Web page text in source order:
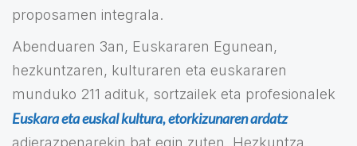
proposamen integrala.
Abenduaren 3an, Euskararen Egunean,
hezkuntzaren, kulturaren eta euskararen
munduko 211 adituk, sortzailek eta profesionalek
Euskara eta euskal kultura, etorkizunaren ardatz
adierazpenarekin bat egin zuten, Hezkuntza